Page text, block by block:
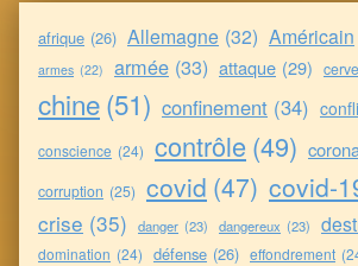
afrique (26) Allemagne (32) Américain
armes (22) armée (33) attaque (29)
chine(51) confinement (34)
conscience (24) contrôle (49)
corruption (25) covid (47) covid-
crise (35) danger (23) dangereux (23)
domination (24) défense (26) effondrement